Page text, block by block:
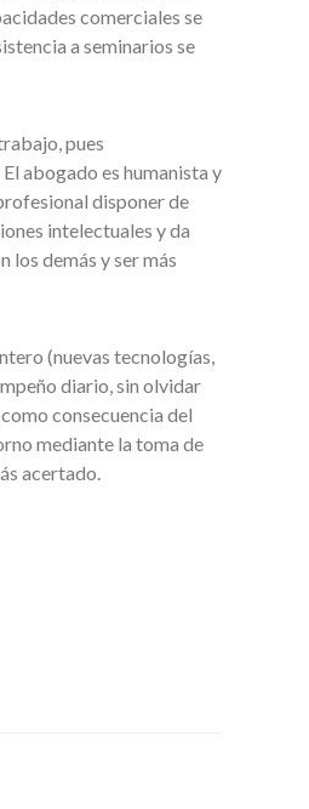
comerciales se
a seminarios se
pues
abogado es humanista y
disponer de
intelectuales y da
los demás y ser más
(nuevas tecnologías,
diario, sin olvidar
consecuencia del
mediante la toma de
acertado.